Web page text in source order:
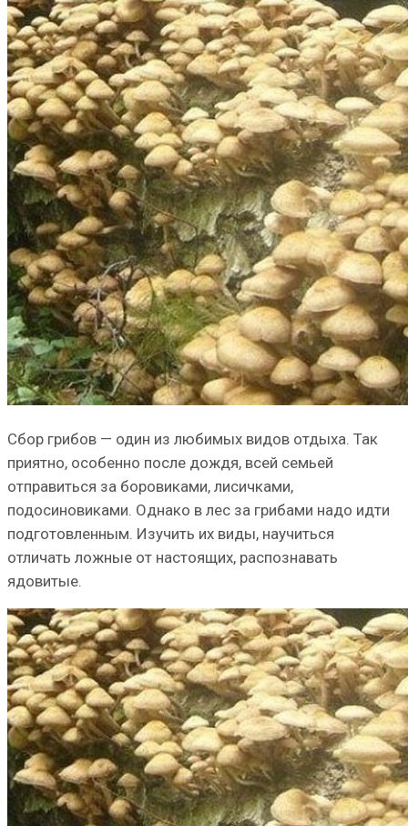
Сбор грибов — один из любимых видов отдыха. Так
приятно, особенно после дождя, всей семьей
отправиться за боровиками, лисичками,
подосиновиками. Однако в лес за грибами надо идти
подготовленным. Изучить их виды, научиться
отличать ложные от настоящих, распознавать
ядовитые.